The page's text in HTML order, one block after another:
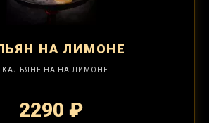
НА ЛИМОНЕ
КАЛЬЯНЕ НА НА ЛИМОНЕ
2290 ₽